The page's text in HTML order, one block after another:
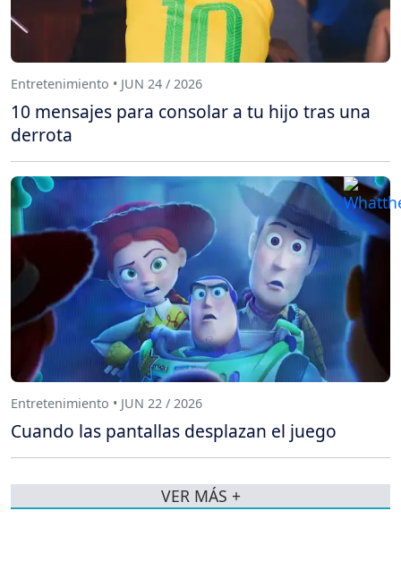
Entretenimiento • JUN 24 / 2026
10 mensajes para consolar a tu hijo tras una
derrota
Entretenimiento • JUN 22 / 2026
Cuando las pantallas desplazan el juego
VER MÁS +